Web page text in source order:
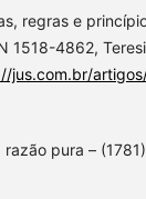
regras e
1518-4862,
jus.com.br/
pura –